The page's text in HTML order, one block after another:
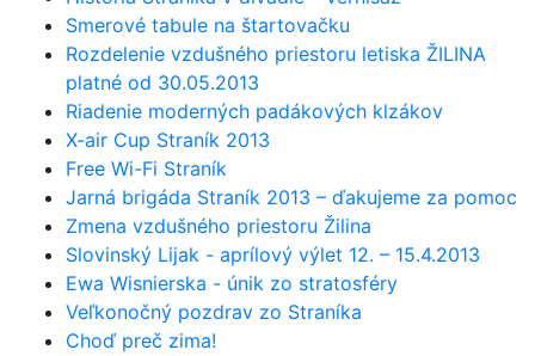
Smerové tabule na štartovačku
Rozdelenie vzdušného priestoru letiska ŽILINA
platné od 30.05.2013
Riadenie moderných padákových klzákov
X-air Cup Straník 2013
Free Wi-Fi Straník
Jarná brigáda Straník 2013 – ďakujeme za pomoc
Zmena vzdušného priestoru Žilina
Slovinský Lijak - aprílový výlet 12. – 15.4.2013
Ewa Wisnierska - únik zo stratosféry
Veľkonočný pozdrav zo Straníka
Choď preč zima!